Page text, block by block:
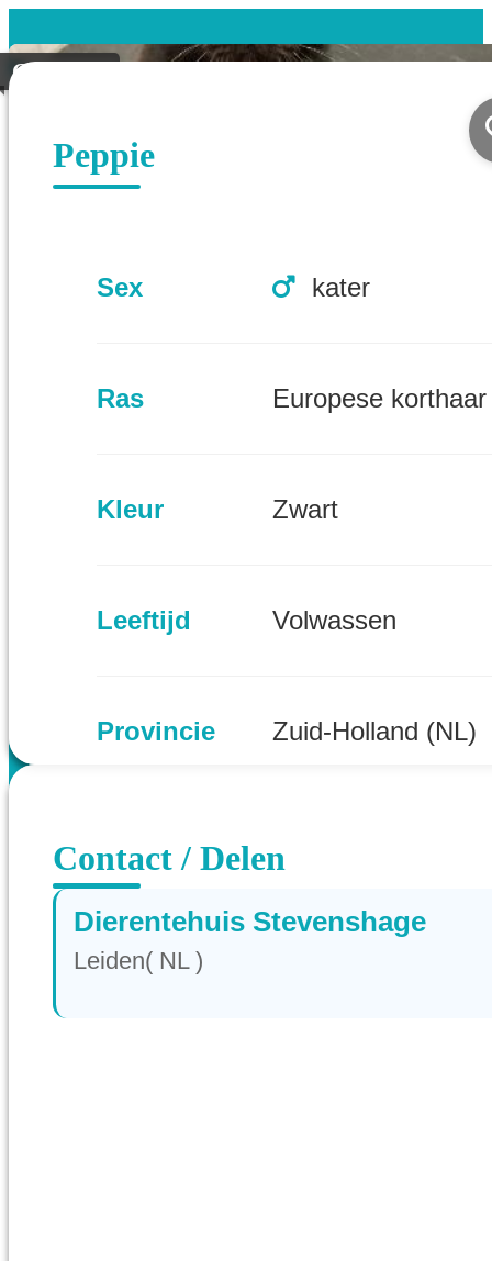
Geplaatst
Peppie
Sex kater
Ras Europese korthaar
Kleur Zwart
Leeftijd Volwassen
Provincie Zuid-Holland (NL)
Contact / Delen
Dierentehuis Stevenshage
Leiden( NL )